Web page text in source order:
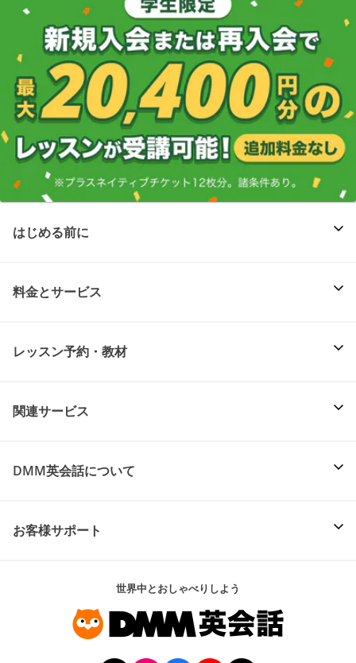
はじめる前に
料金とサービス
レッスン予約・教材
関連サービス
DMM英会話について
お客様サポート
世界中とおしゃべりしよう